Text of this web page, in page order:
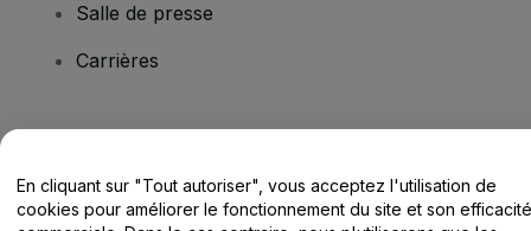
Salle de presse
Carrières
Centre d'assistance / Nous contacter
En cliquant sur "Tout autoriser", vous acceptez l'utilisation de
cookies pour améliorer le fonctionnement du site et son efficacité